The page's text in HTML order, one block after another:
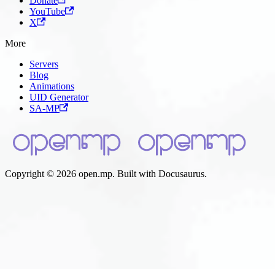
YouTube
X
More
Servers
Blog
Animations
UID Generator
SA-MP
Copyright © 2026 open.mp. Built with Docusaurus.